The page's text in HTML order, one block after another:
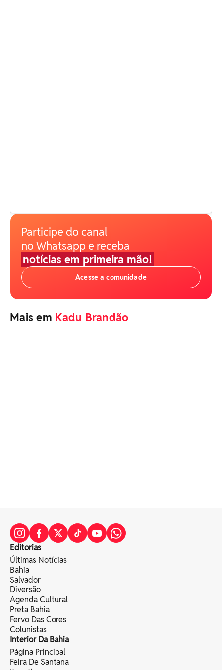
Participe do canal
no Whatsapp e receba
notícias em primeira mão!
Acesse a comunidade
Mais em Kadu Brandão
Editorias
Últimas Notícias
Bahia
Salvador
Diversão
Agenda Cultural
Preta Bahia
Fervo Das Cores
Colunistas
Interior Da Bahia
Página Principal
Feira De Santana